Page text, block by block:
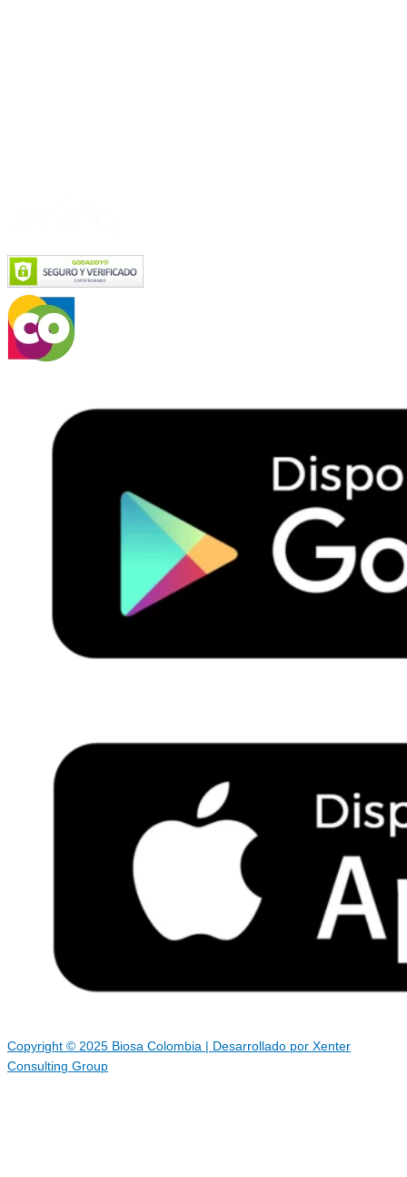
Copyright © 2025 Biosa Colombia | Desarrollado por Xenter
Consulting Group